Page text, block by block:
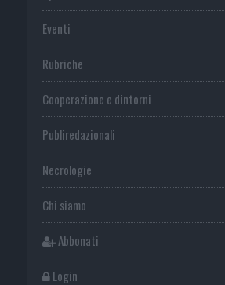
Eventi
Rubriche
Cooperazione e dintorni
Publiredazionali
Necrologie
Chi siamo
Abbonati
Login